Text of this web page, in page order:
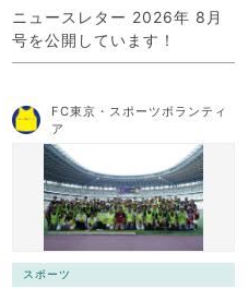
ニュースレター 2026年 8月
号を公開しています！
FC東京・スポーツボランティ
ア
スポーツ